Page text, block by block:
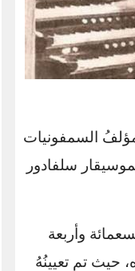
السمفونيات
سلفادور
وأربعة
حيث تم تعيينُهُ